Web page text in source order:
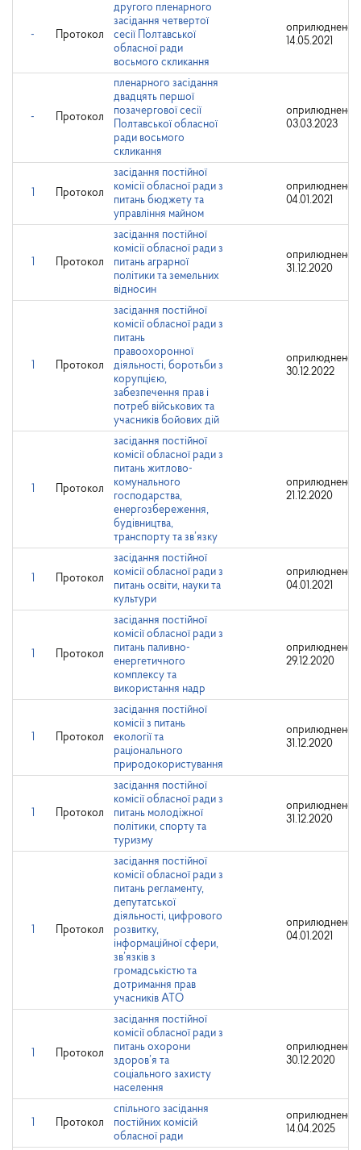
- Протокол
другого пленарного
засідання четвертої
сесії Полтавської
обласної ради
восьмого скликання
оприлюднено
14.05.2021
- Протокол
пленарного засідання
двадцять першої
позачергової сесії
Полтавської обласної
ради восьмого
скликання
оприлюднено:
03.03.2023
Протокол
засідання постійної
комісії обласної ради з
питань бюджету та
управління майном
оприлюднено:
04.01.2021
Протокол
засідання постійної
комісії обласної ради з
питань аграрної
політики та земельних
відносин
оприлюднено:
31.12.2020
Протокол
засідання постійної
комісії обласної ради з
питань
правоохоронної
діяльності, боротьби з
корупцією,
забезпечення прав і
потреб військових та
учасників бойових дій
оприлюднено:
30.12.2022
Протокол
засідання постійної
комісії обласної ради з
питань житлово-
комунального
господарства,
енергозбереження,
будівництва,
транспорту та зв’язку
оприлюднено:
21.12.2020
Протокол
засідання постійної
комісії обласної ради з
питань освіти, науки та
культури
оприлюднено:
04.01.2021
Протокол
засідання постійної
комісії обласної ради з
питань паливно-
енергетичного
комплексу та
використання надр
оприлюднено:
29.12.2020
Протокол
засідання постійної
комісії з питань
екології та
раціонального
природокористування
оприлюднено:
31.12.2020
Протокол
засідання постійної
комісії обласної ради з
питань молодіжної
політики, спорту та
туризму
оприлюднено:
31.12.2020
Протокол
засідання постійної
комісії обласної ради з
питань регламенту,
депутатської
діяльності, цифрового
розвитку,
інформаційної сфери,
зв’язків з
громадськістю та
дотримання прав
учасників АТО
оприлюднено:
04.01.2021
Протокол
засідання постійної
комісії обласної ради з
питань охорони
здоров’я та
соціального захисту
населення
оприлюднено:
30.12.2020
Протокол
спільного засідання
постійних комісій
обласної ради
оприлюднено:
14.04.2025